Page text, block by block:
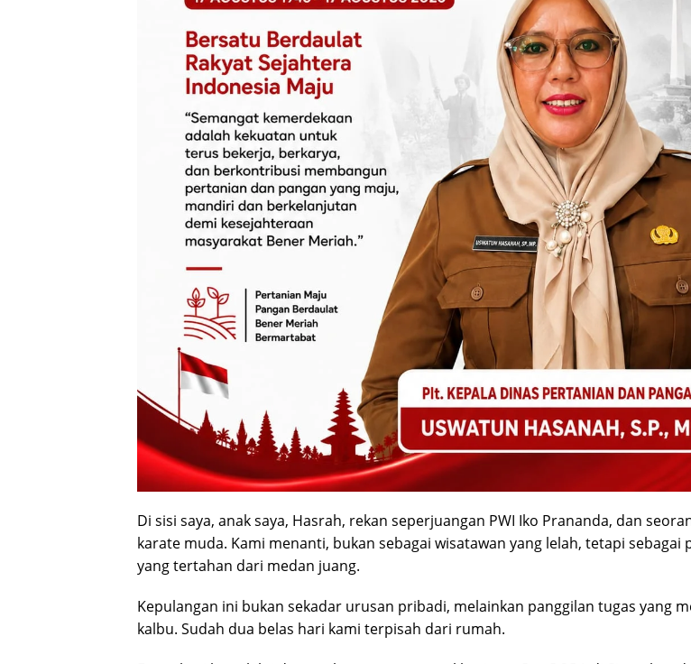
Di sisi saya, anak saya, Hasrah, rekan seperjuangan PWI Iko Prananda, dan
karate muda. Kami menanti, bukan sebagai wisatawan yang lelah, tetapi sebagai
yang tertahan dari medan juang.
Kepulangan ini bukan sekadar urusan pribadi, melainkan panggilan tugas yang
kalbu. Sudah dua belas hari kami terpisah dari rumah.